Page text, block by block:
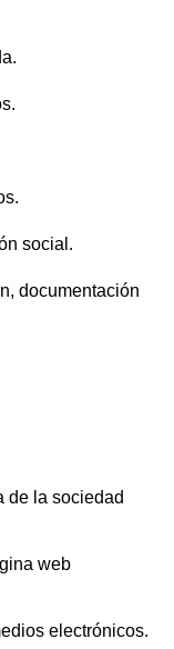
social.
documentación
la sociedad
web
electrónicos.